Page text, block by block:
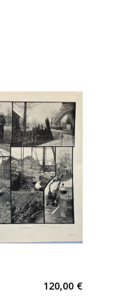
120,00 €